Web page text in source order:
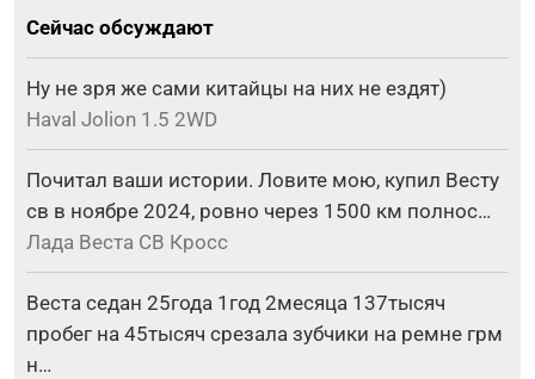
Сейчас обсуждают
Ну не зря же сами китайцы на них не ездят)
Haval Jolion 1.5 2WD
Почитал ваши истории. Ловите мою, купил Весту
св в ноябре 2024, ровно через 1500 км полнос…
Лада Веста СВ Кросс
Веста седан 25года 1год 2месяца 137тысяч
пробег на 45тысяч срезала зубчики на ремне грм
н…